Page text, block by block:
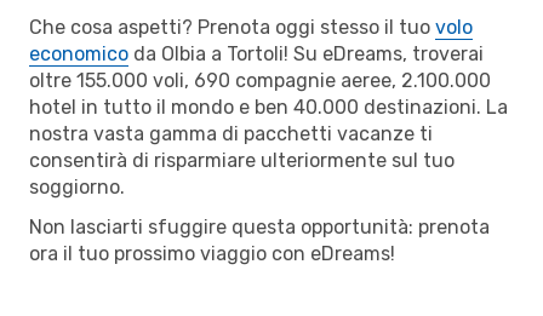
Che cosa aspetti? Prenota oggi stesso il tuo volo
economico da Olbia a Tortoli! Su eDreams, troverai
oltre 155.000 voli, 690 compagnie aeree, 2.100.000
hotel in tutto il mondo e ben 40.000 destinazioni. La
nostra vasta gamma di pacchetti vacanze ti
consentirà di risparmiare ulteriormente sul tuo
soggiorno.
Non lasciarti sfuggire questa opportunità: prenota
ora il tuo prossimo viaggio con eDreams!